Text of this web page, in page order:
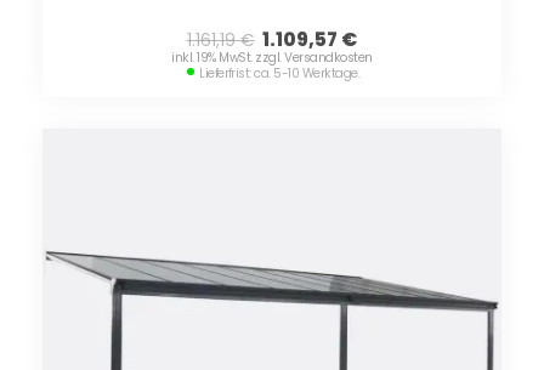
1.161,19€ 1.109,57 €
inkl. 19% MwSt. zzgl. Versandkosten
Lieferfrist: ca. 5-10 Werktage.